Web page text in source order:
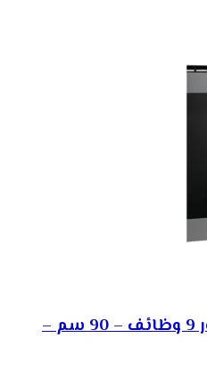
فرن كهربائي بلت ان ألجور 9 وظائف – 90 سم –